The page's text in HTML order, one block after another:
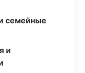
семейные
и